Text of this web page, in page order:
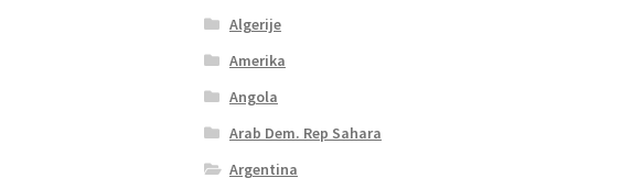
Algerije
Amerika
Angola
Arab Dem. Rep Sahara
Argentina